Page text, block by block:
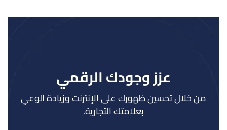
عزز وجودك الرقمي
من خلال تحسين ظهورك على الإنترنت وزيادة الوعي
بعلامتك التجارية.